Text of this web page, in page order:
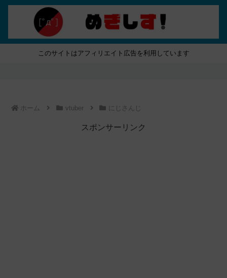
このサイトはアフィリエイト広告を利用しています
ホーム vtuber にじさんじ
スポンサーリンク